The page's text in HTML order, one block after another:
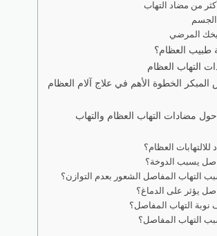
من مضاد التهاب
الجسم
المرضي
العظام؟
التهاب العظام
المبكر الخطوة الأهم في علاج آلام العظام
حول مضادات التهاب العظام والتهاب
العظام؟
يسبب الدوخة؟
التهاب المفاصل الشعور بعدم التوازن؟
يؤثر على الدماغ؟
التهاب المفاصل؟
التهاب المفاصل؟